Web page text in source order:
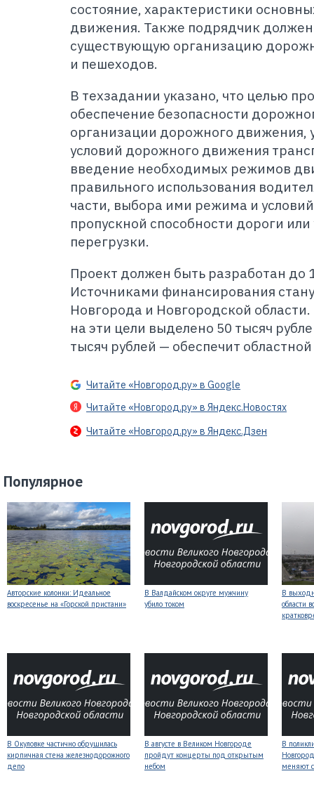
состояние, характеристики
движения. Также подрядчик
существующую организацию
и пешеходов.
В техзадании указано, что целью
обеспечение безопасности
организации дорожного движения,
условий дорожного движения
введение необходимых режимов
правильного использования
части, выбора ими режима и
пропускной способности дороги
перегрузки.
Проект должен быть разработан до
Источниками финансирования
Новгорода и Новгородской
на эти цели выделено 50 тысяч
тысяч рублей — обеспечит
Читайте «Новгород.ру» в Google
Читайте «Новгород.ру» в Яндекс.Новостях
Читайте «Новгород.ру» в Яндекс.Дзен
Популярное
Авторские колонки: Идеальное
воскресенье на «Горской пристани»
В Валдайском округе мужчину
убило током
В
области
В Окуловке частично обрушилась
кирпичная стена железнодорожного
депо
В августе в Великом Новгороде
пройдут концерты под открытым
небом
В
меняют